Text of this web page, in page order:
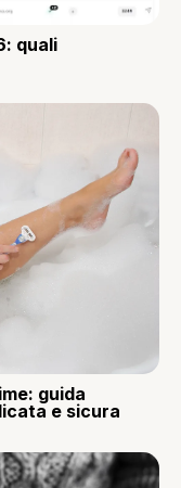
quali
guida
e sicura